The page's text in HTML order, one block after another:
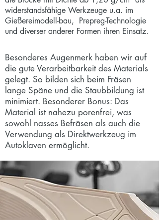
widerstandsfähige Werkzeuge u.a. im
Gießereimodell-bau, Prepreg-Technologie
und diverser anderer Formen ihren Einsatz.
Besonderes Augenmerk haben wir auf
die gute Verarbeitbarkeit des Materials
gelegt. So bilden sich beim Fräsen
lange Späne und die Staubbildung ist
minimiert. Besonderer Bonus: Das
Material ist nahezu porenfrei, was
sowohl nasses Befräsen als auch die
Verwendung als Direktwerkzeug im
Autoklaven ermöglicht.